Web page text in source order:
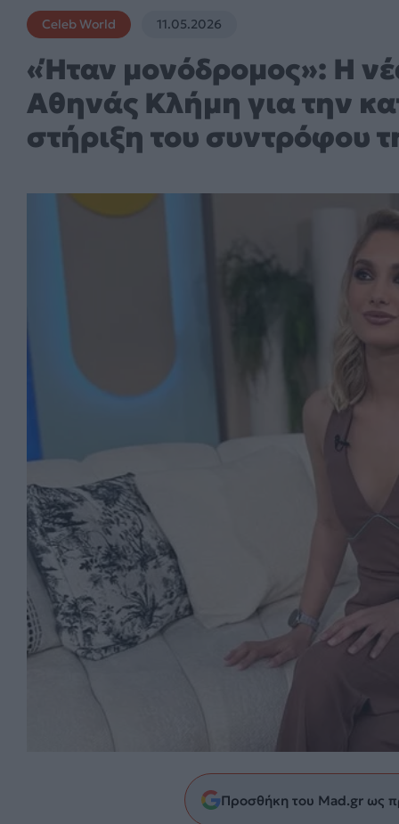
Celeb World 11.05.2026
«Ήταν μονόδρομος»: Η
Αθηνάς Κλήμη για την
στήριξη του συντρόφου
Προσθήκη του Mad.gr ως